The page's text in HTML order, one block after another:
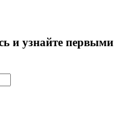
и узнайте первыми